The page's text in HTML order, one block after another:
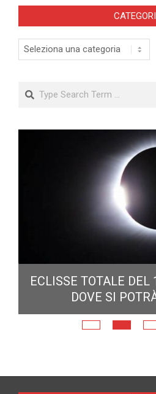
Categorie
Search
ECLISSE TOTALE DEL
DOVE SI